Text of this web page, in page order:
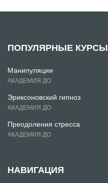
ПОПУЛЯРНЫЕ КУРСЫ
Манипуляции
АКАДЕМИЯ ДО
Эриксоновский гипноз
АКАДЕМИЯ ДО
Преодоления стресса
АКАДЕМИЯ ДО
НАВИГАЦИЯ